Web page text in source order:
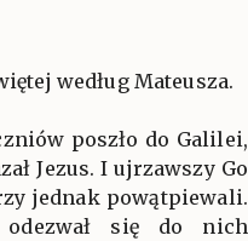
według Mateusza.
poszło do Galilei,
Jezus. I ujrzawszy Go
jednak powątpiewali.
się do nich